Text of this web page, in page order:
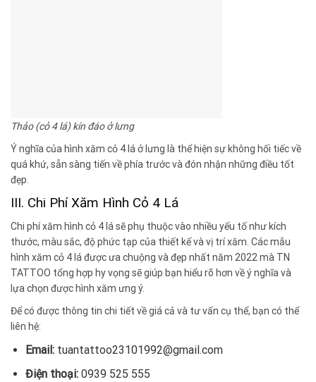
Thảo (cỏ 4 lá) kín đáo ở lưng
Ý nghĩa của hình xăm cỏ 4 lá ở lưng là thể hiện sự không hối tiếc về
quá khứ, sẵn sàng tiến về phía trước và đón nhận những điều tốt
đẹp.
III. Chi Phí Xăm Hình Cỏ 4 Lá
Chi phí xăm hình cỏ 4 lá sẽ phụ thuộc vào nhiều yếu tố như kích
thước, màu sắc, độ phức tạp của thiết kế và vị trí xăm. Các mẫu
hình xăm cỏ 4 lá được ưa chuộng và đẹp nhất năm 2022 mà TN
TATTOO tổng hợp hy vọng sẽ giúp bạn hiểu rõ hơn về ý nghĩa và
lựa chọn được hình xăm ưng ý.
Để có được thông tin chi tiết về giá cả và tư vấn cụ thể, bạn có thể
liên hệ:
Email: tuantattoo23101992@gmail.com
Điện thoại:0939 525 555